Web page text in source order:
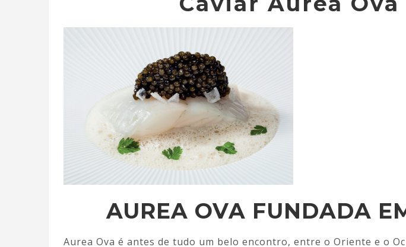
AUREA OVA FUNDADA
Aurea Ova é antes de tudo um belo encontro, entre o Oriente e o